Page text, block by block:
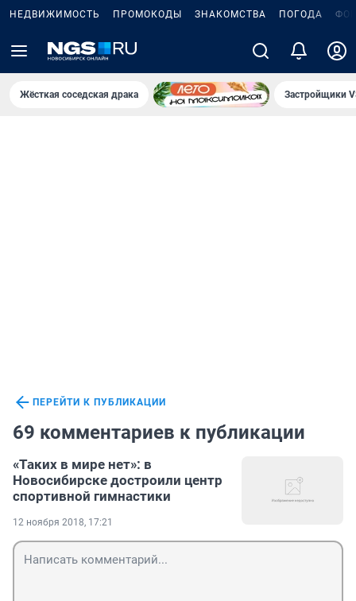
НЕДВИЖИМОСТЬ ПРОМОКОДЫ ЗНАКОМСТВА ПОГОДА
Жёсткая соседская драка Застройщики
ПЕРЕЙТИ К ПУБЛИКАЦИИ
69 комментариев к публикации
«Таких в мире нет»: в
Новосибирске достроили центр
спортивной гимнастики
12 ноября 2018, 17:21